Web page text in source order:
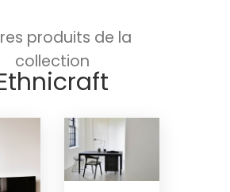
produits de la
collection